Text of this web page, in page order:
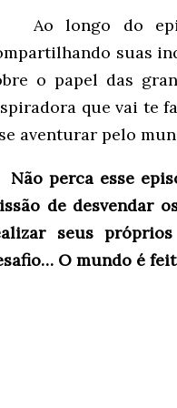
Ao longo do
suas
o papel das
que vai te
aventurar pelo
Não perca esse
de desvendar
seus próprios
O mundo é